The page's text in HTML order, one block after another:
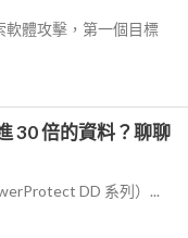
軟體攻擊，第一個目標
30 倍的資料？聊聊
DD 系列）...